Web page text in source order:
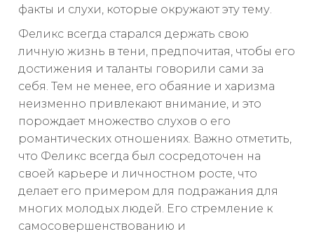
факты и слухи, которые окружают эту тему.
Феликс всегда старался держать свою
личную жизнь в тени, предпочитая, чтобы его
достижения и таланты говорили сами за
себя. Тем не менее, его обаяние и харизма
неизменно привлекают внимание, и это
порождает множество слухов о его
романтических отношениях. Важно отметить,
что Феликс всегда был сосредоточен на
своей карьере и личностном росте, что
делает его примером для подражания для
многих молодых людей. Его стремление к
самосовершенствованию и